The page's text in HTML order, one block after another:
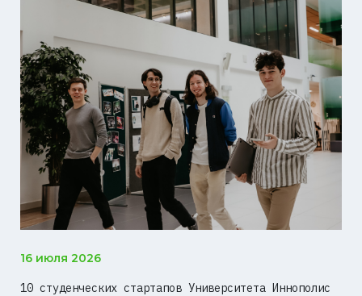
16 июля 2026
10 студенческих стартапов Университета Иннополис